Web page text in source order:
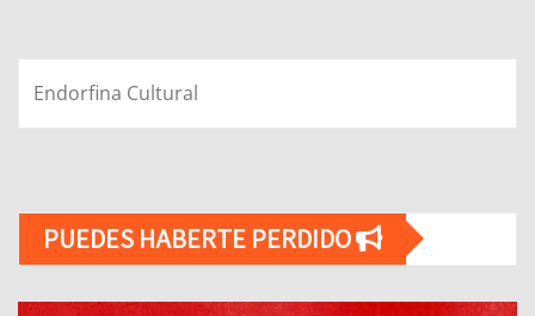
Endorfina Cultural
PUEDES HABERTE PERDIDO